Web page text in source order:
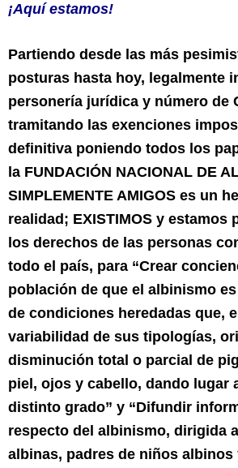
¡Aquí estamos!
Partiendo desde las más
posturas hasta hoy, legalmente
personería jurídica y número de
tramitando las exenciones
definitiva poniendo todos los
la FUNDACIÓN NACIONAL DE
SIMPLEMENTE AMIGOS es un
realidad; EXISTIMOS y estamos
los derechos de las personas
todo el país, para “Crear
población de que el albinismo
de condiciones heredadas que,
variabilidad de sus tipologías,
disminución total o parcial de
piel, ojos y cabello, dando lugar
distinto grado” y “Difundir
respecto del albinismo, dirigida
albinas, padres de niños albinos